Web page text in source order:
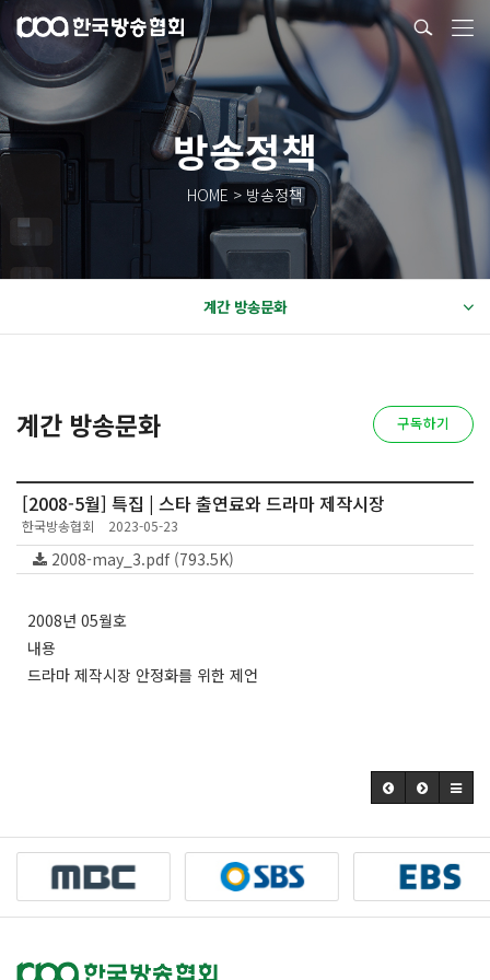
방송정책
HOME > 방송정책
계간 방송문화
계간 방송문화 구독하기
[2008-5월] 특집 | 스타 출연료와 드라마 제작시장
한국방송협회 2023-05-23
2008-may_3.pdf (793.5K)
2008년 05월호
내용
드라마 제작시장 안정화를 위한 제언